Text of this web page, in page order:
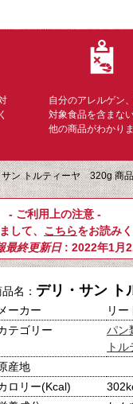
自分のアレルゲン
対象食品を含まな
他の商品がわかり
サン トルティーヤ 320g 商
- ご利用上の注意 -
して、 こちらをお読みく
最終更新日: 2022年1月
名： デリ・サン
メーカー
リー
テゴリー
パン
ト
産地
ロリー(Kcal)